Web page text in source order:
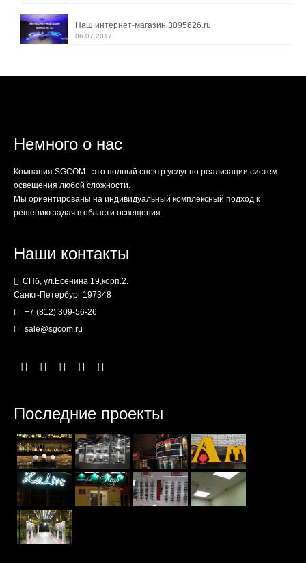
Наш интернет-магазин 3095626.ru
06.07.2017
Немного о нас
Компания SGCOM - это полный спектр услуг по реализации систем
освещения любой сложности.
Мы ориентированы на индивидуальный комплексный подход к
решению задач в области освещения.
Наши контакты
СПб, ул.Есенина 19,корп.2.
Санкт-Петербург 197348
+7 (812) 309-56-26
sale@sgcom.ru
Последние проекты